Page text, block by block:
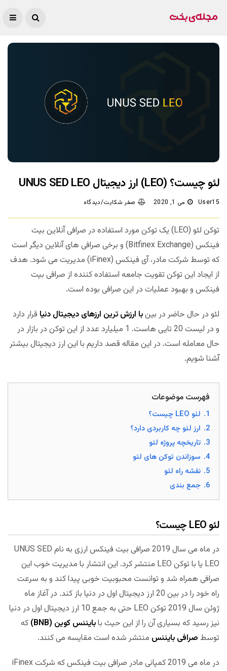
لئو چیست؟ (LEO) ارز دیجیتال UNUS SED LEO
User15 می 1, 2020 صفر شکایت/دیدگاه
توکن لئو (LEO) یک توکن مورد استفاده در صرافی آنلاین بیت
فینکس (Bitfinex Exchange) و برخی صرافی های آنلاین دیگر است
که توسط شرکت مادر، آی فینکس (iFinex) مدیریت می شود. هدف
از ایجاد این توکن تقویت جامعه استفاده کننده از صرافی بیت
فینکس و بهبود عملیات در این صرافی بوده است.
لئو در حال حاضر در بینبا ارزش ترین ارزهای دیجیتال دنیا قرار دارد
و در لیست 20 تایی هاست. 1 میلیارد عدد از این توکن در بازار در
حال معامله است. در این مقاله قصد داریم با این ارز دیجیتال بیشتر
آشنا شویم.
فهرست موضوعات
1. لئو LEO چیست؟
2. ارز لئو چه کاربردی دارد؟
3. تاریخچه پروژه لئو
4. سوزاندن توکن های لئو
5. نقشه راه لئو
6. جمع بندی
لئو LEO چیست؟
در ماه می سال 2019 صرافی بیت فینکس ارزی به نام UNUS SED
LEO یا با توکن LEO منتشر کرد. این انتشار با مدیریت خوب این
صرافی همراه شد و توانست محبوبیت خوبی پیدا کند و به سرعت
راه خود را در بین 20 ارز دیجیتال اول در دنیا باز کند. در آغاز ماه
ژوئن سال 2019 توکن LEO حتی به جمع 10 ارز دیجیتال اول در دنیا
نیز رسید که بسیاری آن را از این حیث بابایننس کوین (BNB)
که
توسط صرافی بایننس منتشر شده است مقایسه می کنند.
در ماه می 2019 کمپانی مادر صرافی بیت فینکس که شرکت iFinex